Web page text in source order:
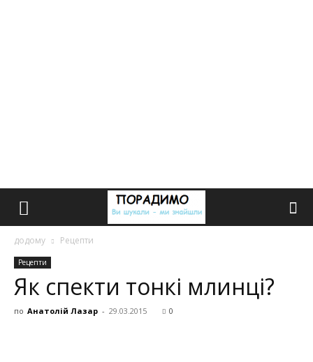
додому Рецепти
Рецепти
Як спекти тонкі млинці?
по Анатолій Лазар - 29.03.2015 0